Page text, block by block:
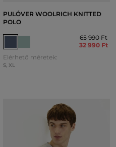
PULÓVER WOOLRICH KNITTED
POLO
65 990 Ft
32 990 Ft
Elérhető méretek:
S, XL